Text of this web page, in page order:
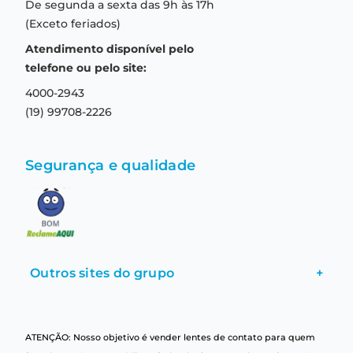
Formas de pagamento
Aviso de privacidade
Termos e condições de uso
Troca e devolução
Central de relacionamento
De segunda a sexta das 9h às 17h
(Exceto feriados)
Atendimento disponível pelo
telefone ou pelo site:
4000-2943
(19) 99708-2226
Segurança e qualidade
Outros sites do grupo +
ATENÇÃO: Nosso objetivo é vender lentes de contato para quem